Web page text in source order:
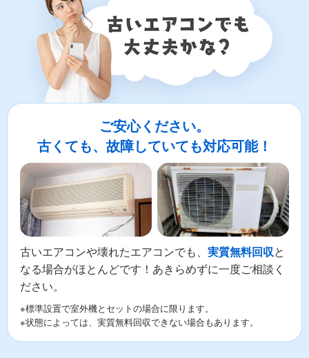
ご安心ください。
古くても、故障していても対応可能！
古いエアコンや壊れたエアコンでも、 実質無料回収と
なる場合がほとんどです！あきらめずに一度ご相談く
ださい。
※標準設置で室外機とセットの場合に限ります。
※状態によっては、実質無料回収できない場合もあります。